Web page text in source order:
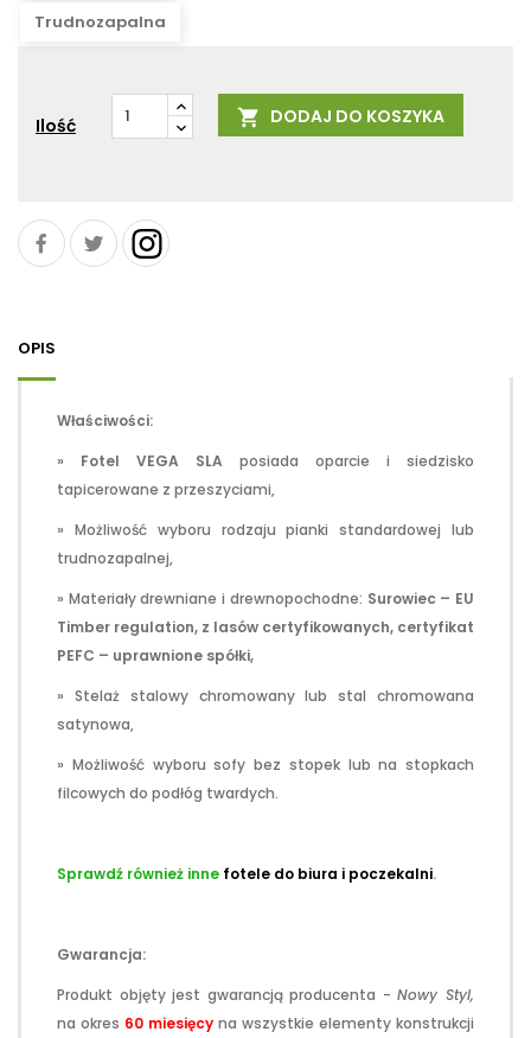
Trudnozapalna
Ilość  DODAJ DO KOSZYKA
OPIS
Właściwości:
» Fotel VEGA SLA posiada oparcie i siedzisko
tapicerowane z przeszyciami,
» Możliwość wyboru rodzaju pianki standardowej lub
trudnozapalnej,
» Materiały drewniane i drewnopochodne: Surowiec – EU
Timber regulation, z lasów certyfikowanych, certyfikat
PEFC – uprawnione spółki,
» Stelaż stalowy chromowany lub stal chromowana
satynowa,
» Możliwość wyboru sofy bez stopek lub na stopkach
filcowych do podłóg twardych.
Sprawdź również inne fotele do biura i poczekalni.
Gwarancja:
Produkt objęty jest gwarancją producenta -Nowy Styl,
na okres 60 miesięcy na wszystkie elementy konstrukcji